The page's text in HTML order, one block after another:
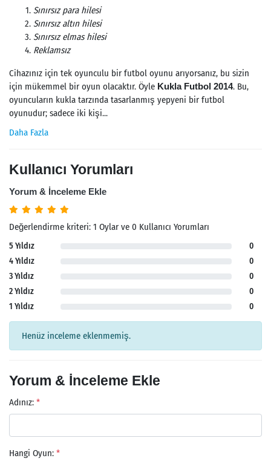
Sınırsız para hilesi
Sınırsız altın hilesi
Sınırsız elmas hilesi
Reklamsız
Cihazınız için tek oyunculu bir futbol oyunu arıyorsanız, bu sizin
için mükemmel bir oyun olacaktır. Öyle Kukla Futbol 2014. Bu,
oyuncuların kukla tarzında tasarlanmış yepyeni bir futbol
oyunudur; sadece iki kişi...
Daha Fazla
Kullanıcı Yorumları
Yorum & İnceleme Ekle
Değerlendirme kriteri: 1 Oylar ve 0 Kullanıcı Yorumları
5 Yıldız
0
4 Yıldız
0
3 Yıldız
0
2 Yıldız
0
1 Yıldız
0
Henüz inceleme eklenmemiş.
Yorum & İnceleme Ekle
Adınız: *
Hangi Oyun: *